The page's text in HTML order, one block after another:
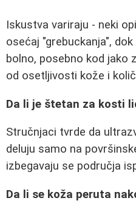
Iskustva variraju - neki
osećaj "grebuckanja",
bolno, posebno kod jako
od osetljivosti kože i
Da li je štetan za kosti
Stručnjaci tvrde da
deluju samo na
izbegavaju se područja
Da li se koža peruta